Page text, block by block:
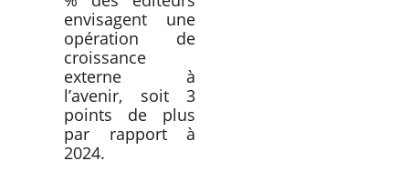
envisagent une
opération de
croissance
externe à
l’avenir, soit 3
points de plus
par rapport à
2024.